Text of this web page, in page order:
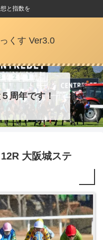
と指数を
くす Ver3.0
周年です！
大阪城ステ